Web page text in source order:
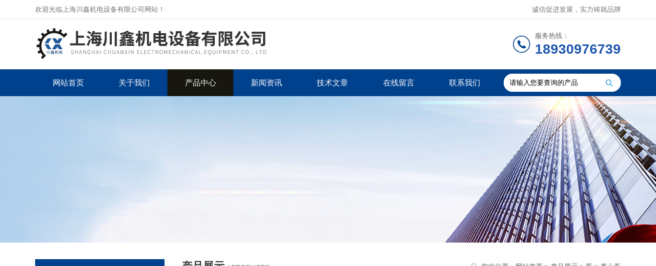
欢迎光临上海川鑫机电设备有限公司网站！ 诚信促进发展，实力铸就品牌
服务热线：
18930976739
网站首页 关于我们 产品中心 新闻资讯 技术文章 在线留言 联系我们